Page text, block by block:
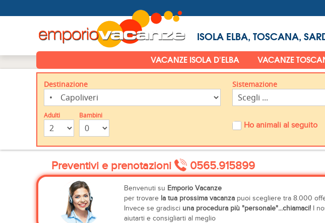
ISOLA ELBA, TOSCANA,
VACANZE ISOLA D'ELBA VACANZE
Destinazione Sistemazione
Adulti Bambini
Ho animali al seguito
Preventivi e prenotazioni 0565.915899
Benvenuti su Emporio Vacanze
per trovare la tua prossima vacanza puoi scegliere tra 8.000
Invece se gradisci una procedura più "personale"...chiamaci! I
aiutarti e consigliarti al meglio